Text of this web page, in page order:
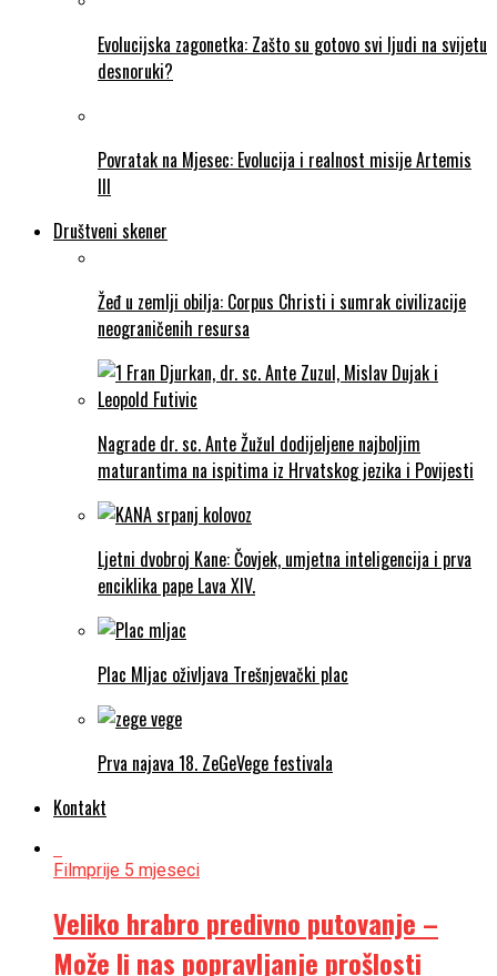
Evolucijska zagonetka: Zašto su gotovo svi ljudi na svijetu
desnoruki?
Povratak na Mjesec: Evolucija i realnost misije Artemis
III
Društveni skener
Žeđ u zemlji obilja: Corpus Christi i sumrak civilizacije
neograničenih resursa
Nagrade dr. sc. Ante Žužul dodijeljene najboljim
maturantima na ispitima iz Hrvatskog jezika i Povijesti
Ljetni dvobroj Kane: Čovjek, umjetna inteligencija i prva
enciklika pape Lava XIV.
Plac Mljac oživljava Trešnjevački plac
Prva najava 18. ZeGeVege festivala
Kontakt
Filmprije 5 mjeseci
Veliko hrabro predivno putovanje –
Može li nas popravljanje prošlosti